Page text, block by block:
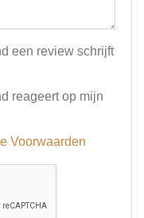
een review schrijft
reageert op mijn
Voorwaarden